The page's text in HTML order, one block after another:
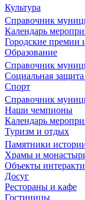
Культура
Справочник
Календарь
Городские премии
Образование
Справочник
Социальная защита
Спорт
Справочник
Наши чемпионы
Календарь
Туризм и отдых
Памятники
Храмы и
Объекты
Досуг
Рестораны и кафе
Гостиницы